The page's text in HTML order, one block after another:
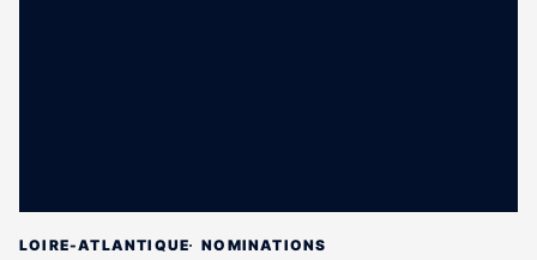
LOIRE-ATLANTIQUE NOMINATIONS